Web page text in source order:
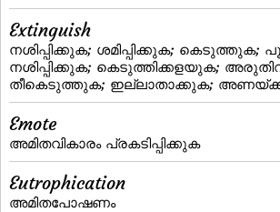
Extinguish
നശിപ്പിക്കുക; ശമിപ്പിക്കുക; കെടുത്തുക;
നശിപ്പിക്കുക; കെടുത്തിക്കളയുക;
തീകെടുത്തുക; ഇല്ലാതാക്കുക;
Emote
അമിതവികാരം പ്രകടിപ്പിക്കുക
Eutrophication
അമിതപോഷണം